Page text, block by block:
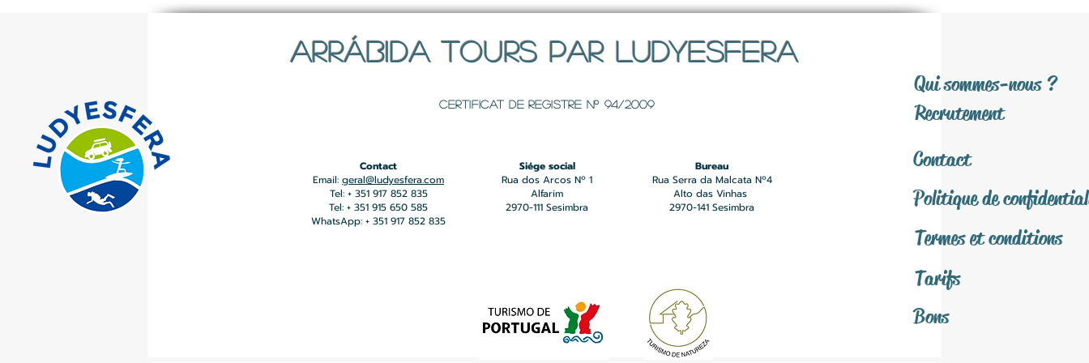
ARRÁBIDA TOURS PAR LUDYESFERA
Certificat de registre Nº 94/2009
Qui sommes-nous ?
Recrutement
Contact
Contact
Email: geral@ludyesfera.com
Tel: + 351 917 852 835
Tel: + 351 915 650 585
WhatsApp: + 351 917 852 835
Siége social
Rua dos Arcos Nº 1
Alfarim
2970-111 Sesimbra
Bureau
Rua Serra da Malcata Nº4
Alto das Vinhas
2970-141 Sesimbra
Politique de
Termes et conditions
Tarifs
Bons